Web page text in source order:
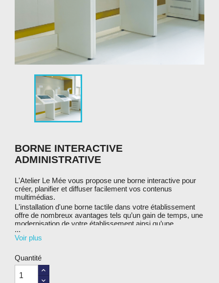
BORNE INTERACTIVE
ADMINISTRATIVE
L'Atelier Le Mée vous propose une borne interactive pour
créer, planifier et diffuser facilement vos contenus
multimédias.
L'installation d'une borne tactile dans votre établissement
offre de nombreux avantages tels qu’un gain de temps, une
modernisation de votre établissement ainsi qu’une
consultation simple et intuitive de vos contenus.
Notre borne interactive est normée PMR (Personnes à
Nous vous proposons deux applications :
Application Kiosk Administratif
Application Affichage légal
...
Voir plus
Quantité